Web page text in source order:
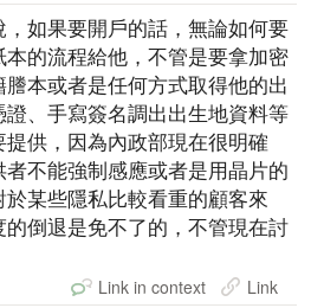
如果要開戶的話，無論如何要
的流程給他，不管是要拿加密
本或者是任何方式取得他的出
、手寫簽名調出出生地資料等
供，因為內政部現在很明確
不能強制感應或者是用晶片的
某些隱私比較看重的顧客來
倒退是免不了的，不管現在討
Link in context Link